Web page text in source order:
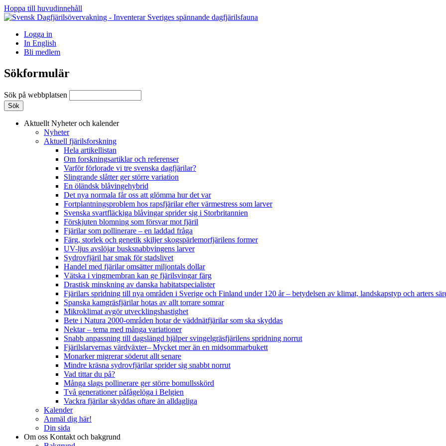
Hoppa till huvudinnehåll
Logga in
In English
Bli medlem
Sökformulär
Sök på webbplatsen
Aktuellt Nyheter och kalender
Nyheter
Aktuell fjärilsforskning
Hela artikellistan
Om forskningsartiklar och referenser
Varför förlorade vi tre svenska dagfjärilar?
Slingrande slåtter ger större variation
En öländsk blåvingehybrid
Det nya normala får oss att glömma hur det var
Fortplantningsproblem hos rapsfjärilar efter värmestress som larver
Svenska svartfläckiga blåvingar sprider sig i Storbritannien
Förskjuten blomning som försvar mot fjäril
Fjärilar som pollinerare – en laddad fråga
Färg, storlek och genetik skiljer skogspärlemorfjärilens former
UV-ljus avslöjar busksnabbvingens larver
Sydrovfjäril har smak för stadslivet
Handel med fjärilar omsätter miljontals dollar
Vätska i vingmembran kan ge fjärilsvingar färg
Drastisk minskning av danska habitatspecialister
Fjärilars spridning till nya områden i Sverige och Finland under 120 år– betydelsen av klimat, landskapstyp och arters
Spanska kamgräsfjärilar hotas av allt torrare somrar
Mikroklimat avgör utvecklingshastighet
Bete i Natura 2000-områden hotar de väddnätfjärilar som ska skyddas
Nektar – tema med många variationer
Snabb anpassning till dagslängd hjälper svingelgräsfjärilens spridning norrut
Fjärilslarvernas värdväxter– Mycket mer än en midsommarbukett
Monarker migrerar söderut allt senare
Mindre kräsna sydrovfjärilar sprider sig snabbt norrut
Vad tittar du på?
Många slags pollinerare ger större bomullsskörd
Två generationer påfågelöga i Belgien
Vackra fjärilar skyddas oftare än alldagliga
Kalender
Anmäl dig här!
Din sida
Om oss Kontakt och bakgrund